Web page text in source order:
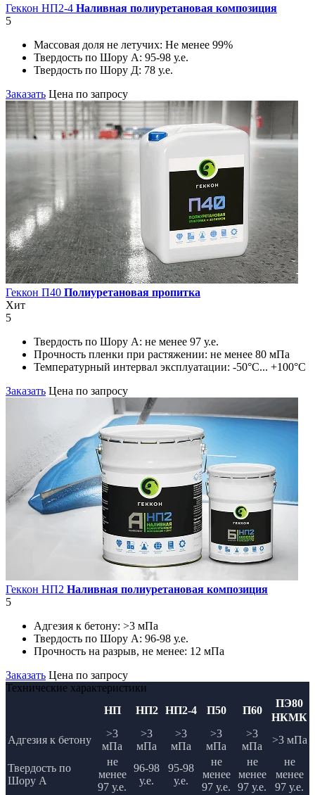
Геккон НП2-4 Наливная полиуретановая композиция
5
Массовая доля не летучих: Не менее 99%
Твердость по Шору А: 95-98 у.е.
Твердость по Шору Д: 78 у.е.
Заказать Цена по запросу
Геккон П40 Полиуретановая пропитка
Хит
5
Твердость по Шору А: не менее 97 у.е.
Прочность пленки при растяжении: не менее 80 мПа
Температурный интервал эксплуатации: -50°С... +100°С
Заказать Цена по запросу
Геккон НП2 Наливная полиуретановая композиция
5
Адгезия к бетону: >3 мПа
Твердость по Шору А: 96-98 у.е.
Прочность на разрыв, не менее: 12 мПа
Заказать Цена по запросу
Технические характеристики
НП
НП2 НП2-4 П50 П60
ПЭ80
НКМК
Адгезия к бетону
>3
мПа
>3
мПа
>3
мПа
>3
мПа
>3
мПа
>3 мПа
Твердость по
Шору А
не
менее
97 у.е.
96-98
у.е.
95-98
у.е.
не
менее
97 у.е.
не
менее
97 у.е.
не
менее
97 у.е.